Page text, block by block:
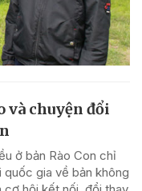
và chuyện đổi
ở bản Rào Con chỉ
gia về bản không